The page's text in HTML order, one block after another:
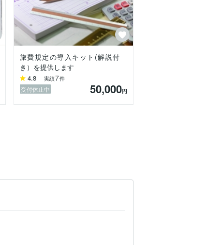
旅費規定の導入キット(解説付
き）を提供します
4.8 実績7件
受付休止中 50,000円